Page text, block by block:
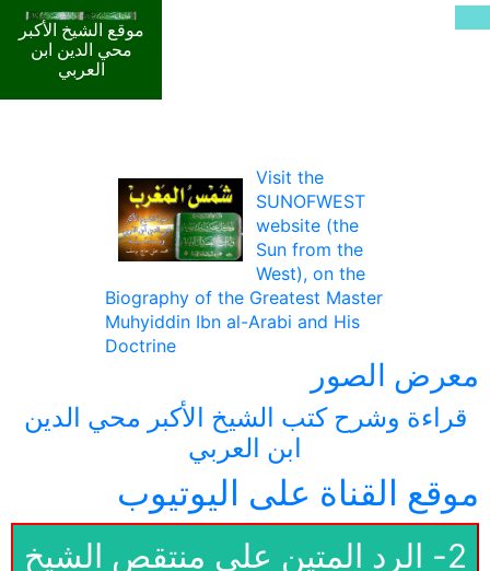
موقع الشيخ الأكبر
محي الدين ابن
العربي
Visit the
SUNOFWEST
website (the
Sun from the
West), on the
Biography of the Greatest Master
Muhyiddin Ibn al-Arabi and His
Doctrine
معرض الصور
قراءة وشرح كتب الشيخ الأكبر محي الدين
ابن العربي
موقع القناة على اليوتيوب
2- الرد المتين على منتقص الشيخ